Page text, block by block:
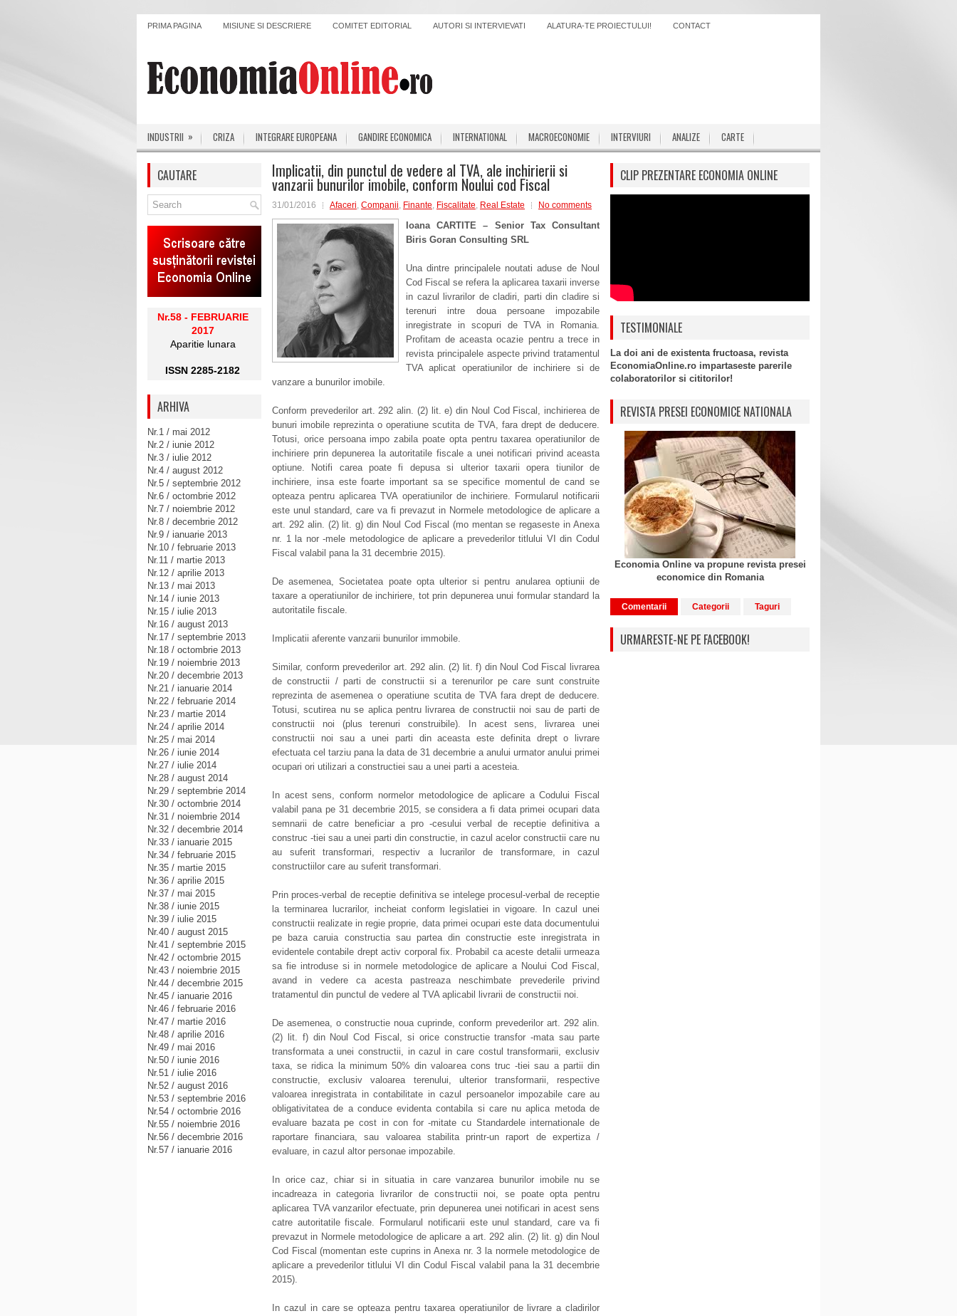
PRIMA PAGINA MISIUNE SI DESCRIERE COMITET EDITORIAL AUTORI SI INTERVIEVATI ALATURA-TE PROIECTULUI! CONTACT
INDUSTRII » CRIZA INTEGRARE EUROPEANA GANDIRE ECONOMICA INTERNATIONAL MACROECONOMIE INTERVIURI ANALIZE CARTE
Implicatii, din punctul de vedere al TVA, ale inchirierii si
vanzarii bunurilor imobile, conform Noului cod Fiscal
31/01/2016 Afaceri, Companii, Finante, Fiscalitate, Real Estate No comments
Ioana CARTITE – Senior Tax Consultant
Biris Goran Consulting SRL
Una dintre principalele noutati aduse de Noul
Cod Fiscal se refera la aplicarea taxarii inverse
in cazul livrarilor de cladiri, parti din cladire si
terenuri intre doua persoane impozabile
inregistrate in scopuri de TVA in Romania.
Profitam de aceasta ocazie pentru a trece in
revista principalele aspecte privind tratamentul
TVA aplicat operatiunilor de inchiriere si de
vanzare a bunurilor imobile.
Conform prevederilor art. 292 alin. (2) lit. e) din Noul Cod Fiscal, inchirierea de
bunuri imobile reprezinta o operatiune scutita de TVA, fara drept de deducere.
Totusi, orice persoana impo zabila poate opta pentru taxarea operatiunilor de
inchiriere prin depunerea la autoritatile fiscale a unei notificari privind aceasta
optiune. Notifi carea poate fi depusa si ulterior taxarii opera tiunilor de
inchiriere, insa este foarte important sa se specifice momentul de cand se
opteaza pentru aplicarea TVA operatiunilor de inchiriere. Formularul notificarii
este unul standard, care va fi prevazut in Normele metodologice de aplicare a
art. 292 alin. (2) lit. g) din Noul Cod Fiscal (mo mentan se regaseste in Anexa
nr. 1 la nor -mele metodologice de aplicare a prevederilor titlului VI din Codul
Fiscal valabil pana la 31 decembrie 2015).
De asemenea, Societatea poate opta ulterior si pentru anularea optiunii de
taxare a operatiunilor de inchiriere, tot prin depunerea unui formular standard la
autoritatile fiscale.
Implicatii aferente vanzarii bunurilor immobile.
Similar, conform prevederilor art. 292 alin. (2) lit. f) din Noul Cod Fiscal livrarea
de constructii / parti de constructii si a terenurilor pe care sunt construite
reprezinta de asemenea o operatiune scutita de TVA fara drept de deducere.
Totusi, scutirea nu se aplica pentru livrarea de constructii noi sau de parti de
constructii noi (plus terenuri construibile). In acest sens, livrarea unei
constructii noi sau a unei parti din aceasta este definita drept o livrare
efectuata cel tarziu pana la data de 31 decembrie a anului urmator anului primei
ocupari ori utilizari a constructiei sau a unei parti a acesteia.
In acest sens, conform normelor metodologice de aplicare a Codului Fiscal
valabil pana pe 31 decembrie 2015, se considera a fi data primei ocupari data
semnarii de catre beneficiar a pro -cesului verbal de receptie definitiva a
construc -tiei sau a unei parti din constructie, in cazul acelor constructii care nu
au suferit transformari, respectiv a lucrarilor de transformare, in cazul
constructiilor care au suferit transformari.
Prin proces-verbal de receptie definitiva se intelege procesul-verbal de receptie
la terminarea lucrarilor, incheiat conform legislatiei in vigoare. In cazul unei
constructii realizate in regie proprie, data primei ocupari este data documentului
pe baza caruia constructia sau partea din constructie este inregistrata in
evidentele contabile drept activ corporal fix. Probabil ca aceste detalii urmeaza
sa fie introduse si in normele metodologice de aplicare a Noului Cod Fiscal,
avand in vedere ca acesta pastreaza neschimbate prevederile privind
tratamentul din punctul de vedere al TVA aplicabil livrarii de constructii noi.
De asemenea, o constructie noua cuprinde, conform prevederilor art. 292 alin.
(2) lit. f) din Noul Cod Fiscal, si orice constructie transfor -mata sau parte
transformata a unei constructii, in cazul in care costul transformarii, exclusiv
taxa, se ridica la minimum 50% din valoarea cons truc -tiei sau a partii din
constructie, exclusiv valoarea terenului, ulterior transformarii, respective
valoarea inregistrata in contabilitate in cazul persoanelor impozabile care au
obligativitatea de a conduce evidenta contabila si care nu aplica metoda de
evaluare bazata pe cost in con for -mitate cu Standardele internationale de
raportare financiara, sau valoarea stabilita printr-un raport de expertiza /
evaluare, in cazul altor personae impozabile.
In orice caz, chiar si in situatia in care vanzarea bunurilor imobile nu se
incadreaza in categoria livrarilor de constructii noi, se poate opta pentru
aplicarea TVA vanzarilor efectuate, prin depunerea unei notificari in acest sens
catre autoritatile fiscale. Formularul notificarii este unul standard, care va fi
prevazut in Normele metodologice de aplicare a art. 292 alin. (2) lit. g) din Noul
Cod Fiscal (momentan este cuprins in Anexa nr. 3 la normele metodologice de
aplicare a prevederilor titlului VI din Codul Fiscal valabil pana la 31 decembrie
2015).
In cazul in care se opteaza pentru taxarea operatiunilor de livrare a cladirilor
CAUTARE
Nr.58 - FEBRUARIE
2017
Aparitie lunara
ISSN 2285-2182
ARHIVA
Nr.1 / mai 2012
Nr.2 / iunie 2012
Nr.3 / iulie 2012
Nr.4 / august 2012
Nr.5 / septembrie 2012
Nr.6 / octombrie 2012
Nr.7 / noiembrie 2012
Nr.8 / decembrie 2012
Nr.9 / ianuarie 2013
Nr.10 / februarie 2013
Nr.11 / martie 2013
Nr.12 / aprilie 2013
Nr.13 / mai 2013
Nr.14 / iunie 2013
Nr.15 / iulie 2013
Nr.16 / august 2013
Nr.17 / septembrie 2013
Nr.18 / octombrie 2013
Nr.19 / noiembrie 2013
Nr.20 / decembrie 2013
Nr.21 / ianuarie 2014
Nr.22 / februarie 2014
Nr.23 / martie 2014
Nr.24 / aprilie 2014
Nr.25 / mai 2014
Nr.26 / iunie 2014
Nr.27 / iulie 2014
Nr.28 / august 2014
Nr.29 / septembrie 2014
Nr.30 / octombrie 2014
Nr.31 / noiembrie 2014
Nr.32 / decembrie 2014
Nr.33 / ianuarie 2015
Nr.34 / februarie 2015
Nr.35 / martie 2015
Nr.36 / aprilie 2015
Nr.37 / mai 2015
Nr.38 / iunie 2015
Nr.39 / iulie 2015
Nr.40 / august 2015
Nr.41 / septembrie 2015
Nr.42 / octombrie 2015
Nr.43 / noiembrie 2015
Nr.44 / decembrie 2015
Nr.45 / ianuarie 2016
Nr.46 / februarie 2016
Nr.47 / martie 2016
Nr.48 / aprilie 2016
Nr.49 / mai 2016
Nr.50 / iunie 2016
Nr.51 / iulie 2016
Nr.52 / august 2016
Nr.53 / septembrie 2016
Nr.54 / octombrie 2016
Nr.55 / noiembrie 2016
Nr.56 / decembrie 2016
Nr.57 / ianuarie 2016
CLIP PREZENTARE ECONOMIA ONLINE
TESTIMONIALE
La doi ani de existenta fructoasa, revista
EconomiaOnline.ro impartaseste parerile
colaboratorilor si cititorilor!
REVISTA PRESEI ECONOMICE NATIONALA
Economia Online va propune revista presei
economice din Romania
Comentarii Categorii Taguri
URMARESTE-NE PE FACEBOOK!